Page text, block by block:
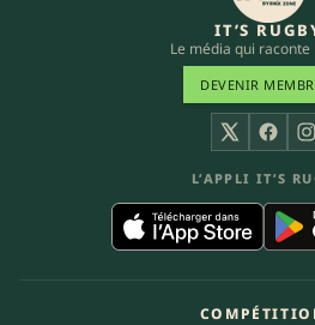
IT’S
Le média qui raconte
DEVENIR
X Facebook
L’APPLI IT’S